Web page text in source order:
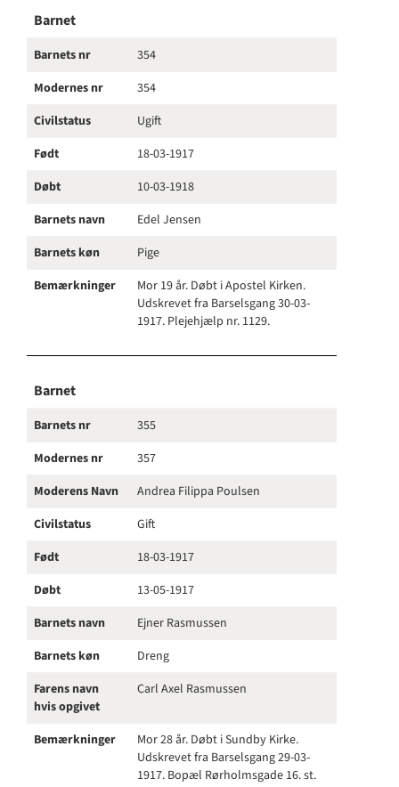
Barnet
Barnets nr
354
Modernes nr
354
Civilstatus
Ugift
Født
18-03-1917
Døbt
10-03-1918
Barnets navn
Edel Jensen
Barnets køn
Pige
Bemærkninger
Mor 19 år. Døbt i Apostel Kirken.
Udskrevet fra Barselsgang 30-03-
1917. Plejehjælp nr. 1129.
Barnet
Barnets nr
355
Modernes nr
357
Moderens Navn
Andrea Filippa Poulsen
Civilstatus
Gift
Født
18-03-1917
Døbt
13-05-1917
Barnets navn
Ejner Rasmussen
Barnets køn
Dreng
Farens navn
hvis opgivet
Carl Axel Rasmussen
Bemærkninger
Mor 28 år. Døbt i Sundby Kirke.
Udskrevet fra Barselsgang 29-03-
1917. Bopæl Rørholmsgade 16. st.